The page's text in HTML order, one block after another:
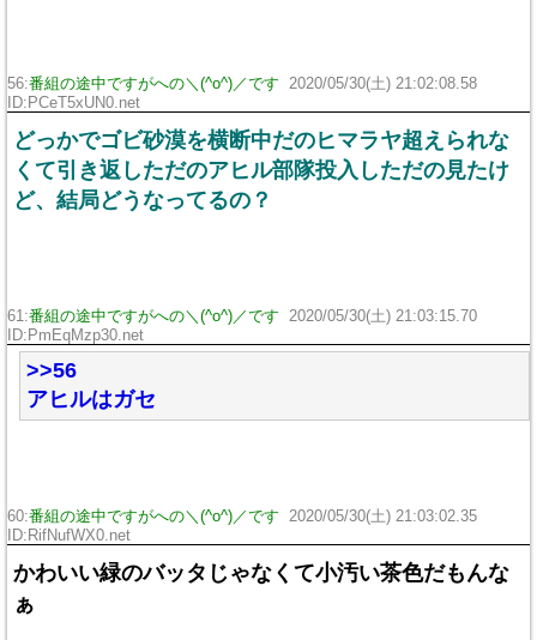
56:番組の途中ですがへの＼(^o^)／です
2020/05/30(土) 21:02:08.58
ID:PCeT5xUN0.net
どっかでゴビ砂漠を横断中だのヒマラヤ超えられな
くて引き返しただのアヒル部隊投入しただの見たけ
ど、結局どうなってるの？
61:番組の途中ですがへの＼(^o^)／です
2020/05/30(土) 21:03:15.70
ID:PmEqMzp30.net
>>56
アヒルはガセ
60:番組の途中ですがへの＼(^o^)／です
2020/05/30(土) 21:03:02.35
ID:RifNufWX0.net
かわいい緑のバッタじゃなくて小汚い茶色だもんな
ぁ